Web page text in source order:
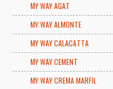
MY WAY AGAT
MY WAY ALMONTE
MY WAY CALACATTA
MY WAY CEMENT
MY WAY CREMA MARFIL